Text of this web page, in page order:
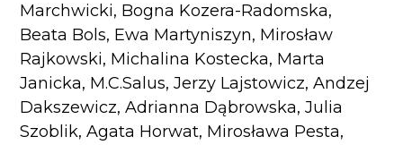
Marchwicki, Bogna Kozera-Radomska,
Beata Bols, Ewa Martyniszyn, Mirosław
Rajkowski, Michalina Kostecka, Marta
Janicka, M.C.Salus, Jerzy Lajstowicz, Andzej
Dakszewicz, Adrianna Dąbrowska, Julia
Szoblik, Agata Horwat, Mirosława Pesta,